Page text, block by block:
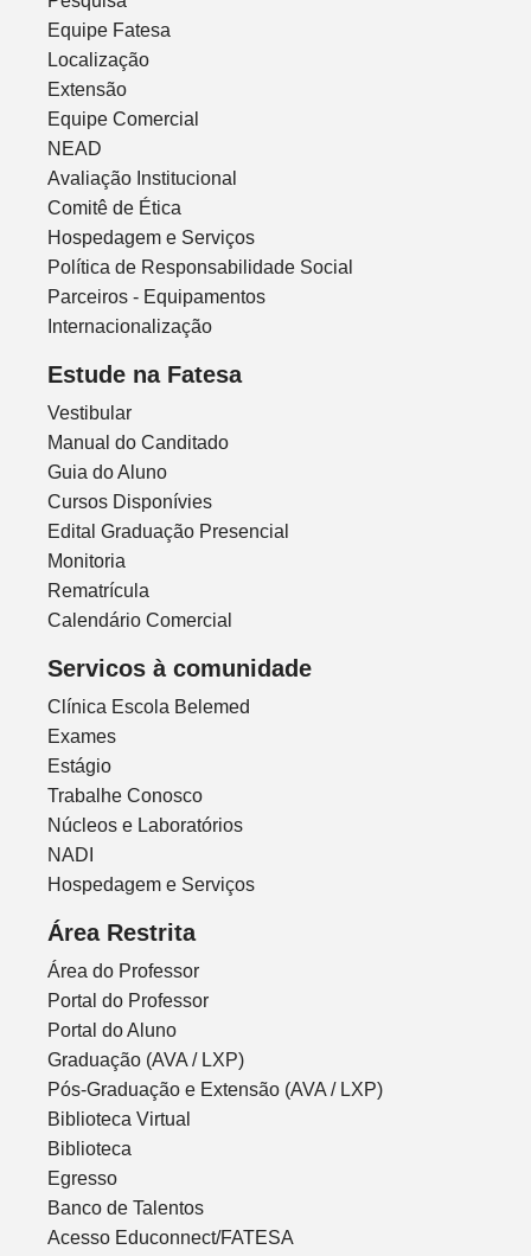
Equipe Fatesa
Localização
Extensão
Equipe Comercial
NEAD
Avaliação Institucional
Comitê de Ética
Hospedagem e Serviços
Política de Responsabilidade Social
Parceiros - Equipamentos
Internacionalização
Estude na Fatesa
Vestibular
Manual do Canditado
Guia do Aluno
Cursos Disponívies
Edital Graduação Presencial
Monitoria
Rematrícula
Calendário Comercial
Servicos à comunidade
Clínica Escola Belemed
Exames
Estágio
Trabalhe Conosco
Núcleos e Laboratórios
NADI
Hospedagem e Serviços
Área Restrita
Área do Professor
Portal do Professor
Portal do Aluno
Graduação (AVA / LXP)
Pós-Graduação e Extensão (AVA / LXP)
Biblioteca Virtual
Biblioteca
Egresso
Banco de Talentos
Acesso Educonnect/FATESA